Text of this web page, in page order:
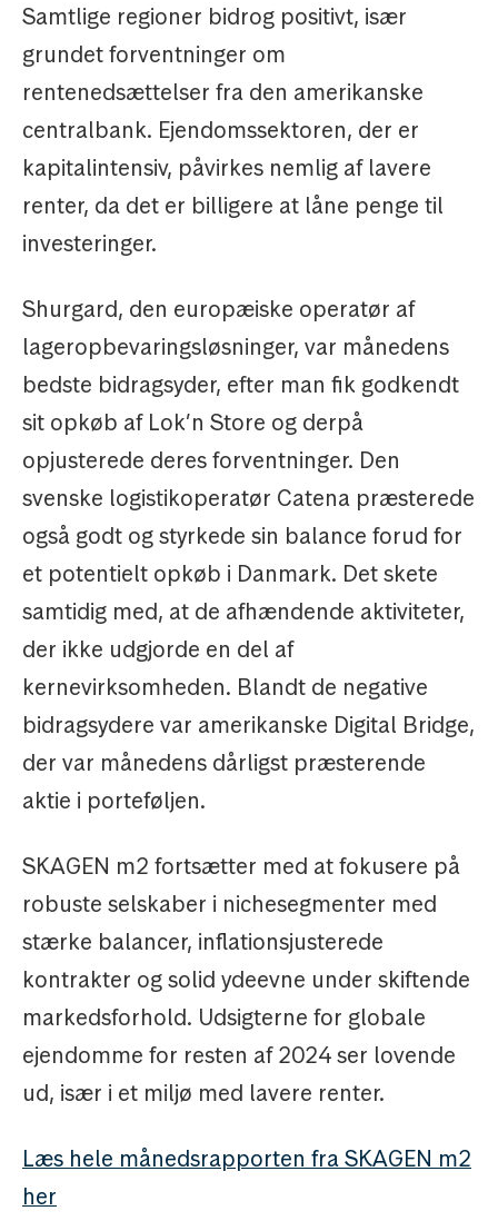
Samtlige regioner bidrog positivt, især
grundet forventninger om
rentenedsættelser fra den amerikanske
centralbank. Ejendomssektoren, der er
kapitalintensiv, påvirkes nemlig af lavere
renter, da det er billigere at låne penge til
investeringer.
Shurgard, den europæiske operatør af
lageropbevaringsløsninger, var månedens
bedste bidragsyder, efter man fik godkendt
sit opkøb af Lok’n Store og derpå
opjusterede deres forventninger. Den
svenske logistikoperatør Catena præsterede
også godt og styrkede sin balance forud for
et potentielt opkøb i Danmark. Det skete
samtidig med, at de afhændende aktiviteter,
der ikke udgjorde en del af
kernevirksomheden. Blandt de negative
bidragsydere var amerikanske Digital Bridge,
der var månedens dårligst præsterende
aktie i porteføljen.
SKAGEN m2 fortsætter med at fokusere på
robuste selskaber i nichesegmenter med
stærke balancer, inflationsjusterede
kontrakter og solid ydeevne under skiftende
markedsforhold. Udsigterne for globale
ejendomme for resten af 2024 ser lovende
ud, især i et miljø med lavere renter.
Læs hele månedsrapporten fra SKAGEN m2
her